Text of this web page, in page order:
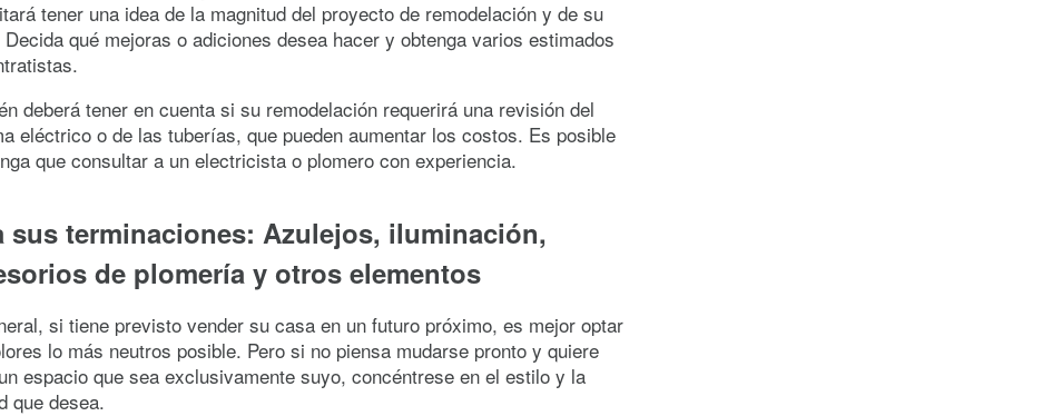
tener una idea de la magnitud del proyecto de remodelación y de su
qué mejoras o adiciones desea hacer y obtenga varios estimados
deberá tener en cuenta si su remodelación requerirá una revisión del
eléctrico o de las tuberías, que pueden aumentar los costos. Es posible
que consultar a un electricista o plomero con experiencia.
sus terminaciones: Azulejos, iluminación,
de plomería y otros elementos
si tiene previsto vender su casa en un futuro próximo, es mejor optar
lo más neutros posible. Pero si no piensa mudarse pronto y quiere
espacio que sea exclusivamente suyo, concéntrese en el estilo y la
que desea.